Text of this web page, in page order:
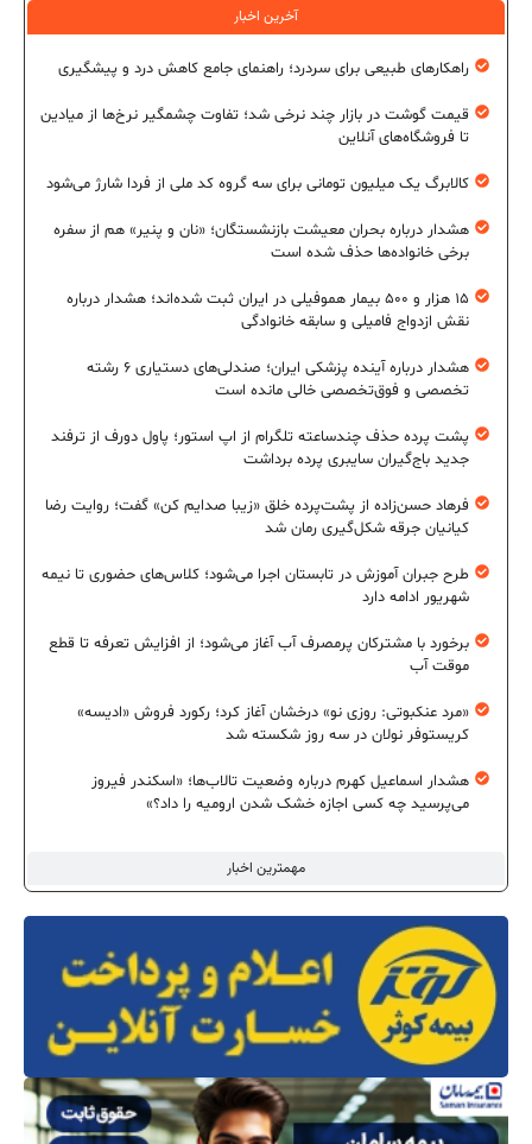
آخرین اخبار
مهمترین اخبار
راهکارهای طبیعی برای سردرد؛ راهنمای جامع کاهش درد و پیشگیری
قیمت گوشت در بازار چند نرخی شد؛ تفاوت چشمگیر نرخ‌ها از میادین
تا فروشگاه‌های آنلاین
کالابرگ یک میلیون تومانی برای سه گروه کد ملی از فردا شارژ می‌شود
هشدار درباره بحران معیشت بازنشستگان؛ «نان و پنیر» هم از سفره
برخی خانواده‌ها حذف شده است
۱۵ هزار و ۵۰۰ بیمار هموفیلی در ایران ثبت شده‌اند؛ هشدار درباره
نقش ازدواج فامیلی و سابقه خانوادگی
هشدار درباره آینده پزشکی ایران؛ صندلی‌های دستیاری ۶ رشته
تخصصی و فوق‌تخصصی خالی مانده است
پشت پرده حذف چندساعته تلگرام از اپ استور؛ پاول دورف از ترفند
جدید باج‌گیران سایبری پرده برداشت
فرهاد حسن‌زاده از پشت‌پرده خلق «زیبا صدایم کن» گفت؛ روایت رضا
کیانیان جرقه شکل‌گیری رمان شد
طرح جبران آموزش در تابستان اجرا می‌شود؛ کلاس‌های حضوری تا نیمه
شهریور ادامه دارد
برخورد با مشترکان پرمصرف آب آغاز می‌شود؛ از افزایش تعرفه تا قطع
موقت آب
«مرد عنکبوتی: روزی نو» درخشان آغاز کرد؛ رکورد فروش «ادیسه»
کریستوفر نولان در سه روز شکسته شد
هشدار اسماعیل کهرم درباره وضعیت تالاب‌ها؛ «اسکندر فیروز
می‌پرسید چه کسی اجازه خشک شدن ارومیه را داد؟»